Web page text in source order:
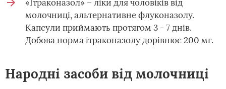
«Ітраконазол» – ліки для чоловіків від
молочниці, альтернативне флуконазолу.
Капсули приймають протягом 3 - 7 днів.
Добова норма ітраконазолу дорівнює 200 мг.
Народні засоби від молочниці